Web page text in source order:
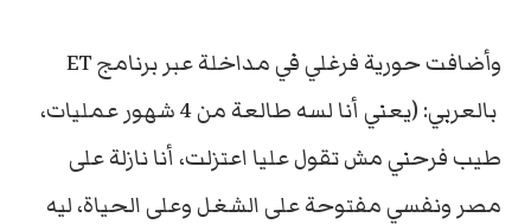
وأضافت حورية فرغلي في مداخلة عبر برنامج ET
بالعربي: (يعني أنا لسه طالعة من 4 شهور عمليات،
طيب فرحني مش تقول عليا اعتزلت، أنا نازلة على
مصر ونفسي مفتوحة على الشغل وعلى الحياة، ليه